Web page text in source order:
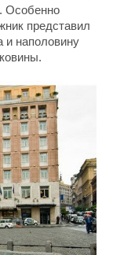
Особенно
представил
и наполовину